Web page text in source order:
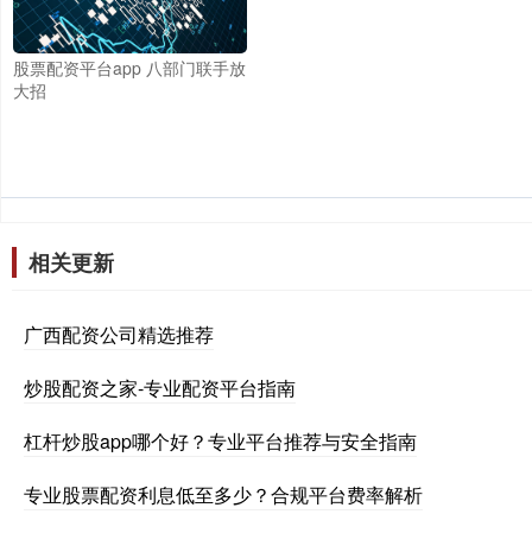
股票配资平台app 八部门联手放
大招
相关更新
广西配资公司精选推荐
炒股配资之家-专业配资平台指南
杠杆炒股app哪个好？专业平台推荐与安全指南
专业股票配资利息低至多少？合规平台费率解析